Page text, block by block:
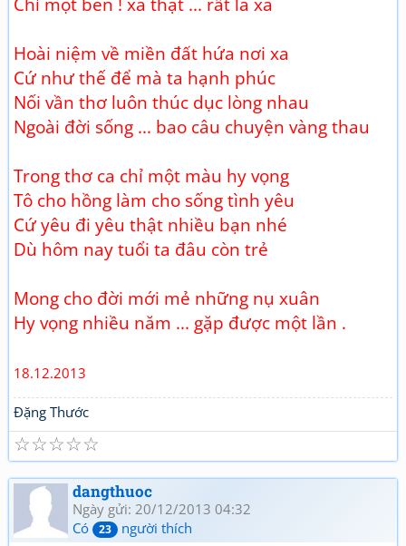
Hoài niệm về miền đất hứa nơi xa
Cứ như thế để mà ta hạnh phúc
Nối vần thơ luôn thúc dục lòng nhau
Ngoài đời sống ... bao câu chuyện vàng thau
Trong thơ ca chỉ một màu hy vọng
Tô cho hồng làm cho sống tình yêu
Cứ yêu đi yêu thật nhiều bạn nhé
Dù hôm nay tuổi ta đâu còn trẻ
Mong cho đời mới mẻ những nụ xuân
Hy vọng nhiều năm ... gặp được một lần .
18.12.2013
Đặng Thước
☆
☆
☆
☆
☆
dangthuoc
Ngày gửi: 20/12/2013 04:32
Có
23 người thích